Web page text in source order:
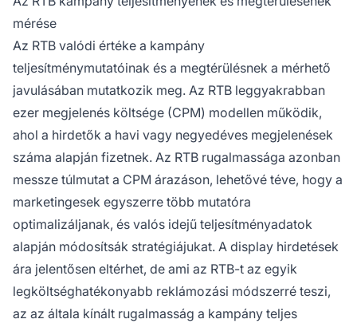
mérése
Az RTB valódi értéke a kampány
teljesítménymutatóinak és a megtérülésnek a mérhető
javulásában mutatkozik meg. Az RTB leggyakrabban
ezer megjelenés költsége (CPM) modellen működik,
ahol a hirdetők a havi vagy negyedéves megjelenések
száma alapján fizetnek. Az RTB rugalmassága azonban
messze túlmutat a CPM árazáson, lehetővé téve, hogy a
marketingesek egyszerre több mutatóra
optimalizáljanak, és valós idejű teljesítményadatok
alapján módosítsák stratégiájukat. A display hirdetések
ára jelentősen eltérhet, de ami az RTB-t az egyik
legköltséghatékonyabb reklámozási módszerré teszi,
az az általa kínált rugalmasság a kampány teljes